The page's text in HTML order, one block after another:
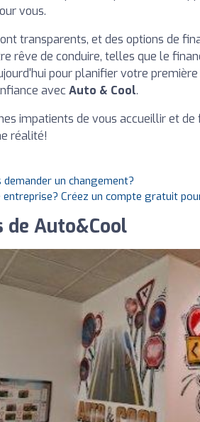
vous.
transparents, et des options de
rêve de conduire, telles que le
pour planifier votre
avecAuto & Cool.
impatients de vous accueillir et
réalité!
un changement?
entreprise? Créez un compte gratuit
de Auto&Cool